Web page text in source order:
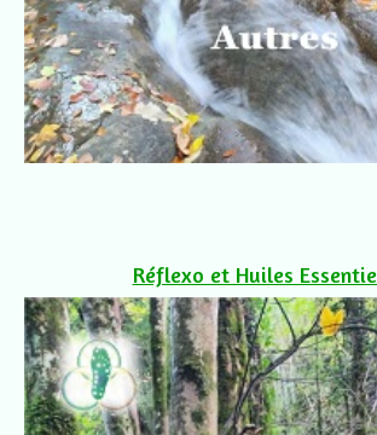
Réflexo et Huiles